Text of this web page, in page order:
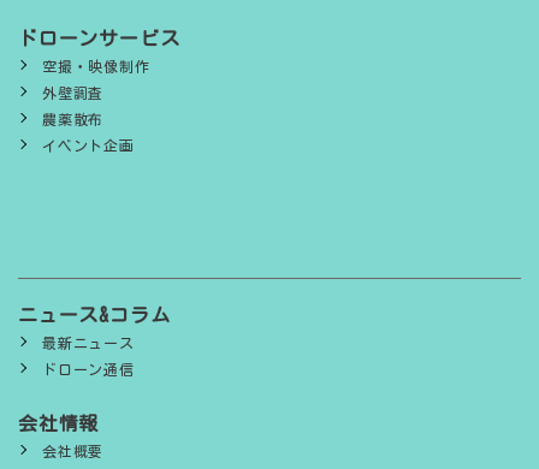
ドローンサービス
空撮・映像制作
外壁調査
農薬散布
イベント企画
ニュース&コラム
最新ニュース
ドローン通信
会社情報
会社概要